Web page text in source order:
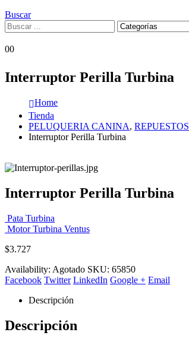
Buscar
00
Interruptor Perilla Turbina
Home
Tienda
PELUQUERIA CANINA, REPUESTOS
Interruptor Perilla Turbina
Interruptor Perilla Turbina
Pata Turbina
Motor Turbina Ventus
$3.727
Availability: Agotado SKU: 65850
Facebook Twitter LinkedIn Google + Email
Descripción
Descripción